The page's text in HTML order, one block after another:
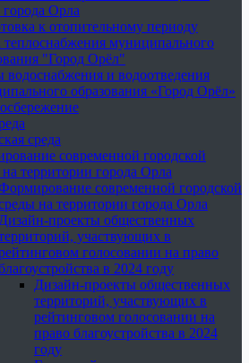
Орла
к отопительному периоду
муниципального
"Город Орёл"
и водоотведения
образования «Город Орёл»
среда
современной городской
территории города Орла
современной городской
на территории города Орла
Дизайн-проекты общественных
участвующих в
голосовании на право
в 2024 году
Дизайн-проекты общественных
территорий, участвующих в
рейтинговом голосовании на
право благоустройства в 2024
году